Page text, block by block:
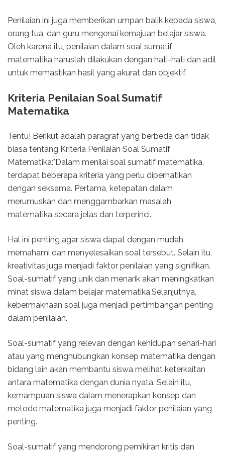
Penilaian ini juga memberikan umpan balik kepada siswa,
orang tua, dan guru mengenai kemajuan belajar siswa.
Oleh karena itu, penilaian dalam soal sumatif
matematika haruslah dilakukan dengan hati-hati dan adil
untuk memastikan hasil yang akurat dan objektif.
Kriteria Penilaian Soal Sumatif
Matematika
Tentu! Berikut adalah paragraf yang berbeda dan tidak
biasa tentang Kriteria Penilaian Soal Sumatif
Matematika:"Dalam menilai soal sumatif matematika,
terdapat beberapa kriteria yang perlu diperhatikan
dengan seksama. Pertama, ketepatan dalam
merumuskan dan menggambarkan masalah
matematika secara jelas dan terperinci.
Hal ini penting agar siswa dapat dengan mudah
memahami dan menyelesaikan soal tersebut. Selain itu,
kreativitas juga menjadi faktor penilaian yang signifikan.
Soal-sumatif yang unik dan menarik akan meningkatkan
minat siswa dalam belajar matematika.Selanjutnya,
kebermaknaan soal juga menjadi pertimbangan penting
dalam penilaian.
Soal-sumatif yang relevan dengan kehidupan sehari-hari
atau yang menghubungkan konsep matematika dengan
bidang lain akan membantu siswa melihat keterkaitan
antara matematika dengan dunia nyata. Selain itu,
kemampuan siswa dalam menerapkan konsep dan
metode matematika juga menjadi faktor penilaian yang
penting.
Soal-sumatif yang mendorong pemikiran kritis dan